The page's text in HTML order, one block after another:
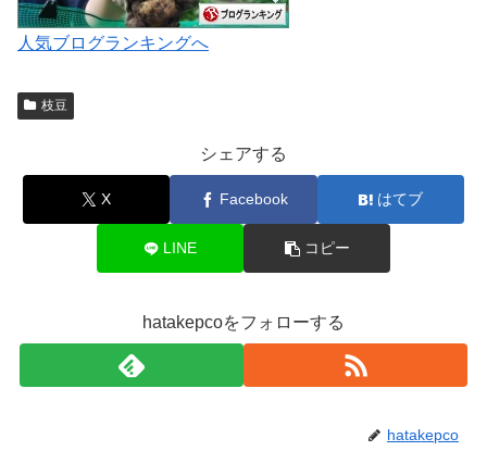
人気ブログランキングへ
枝豆
シェアする
X Facebook はてブ
LINE コピー
hatakepcoをフォローする
hatakepco